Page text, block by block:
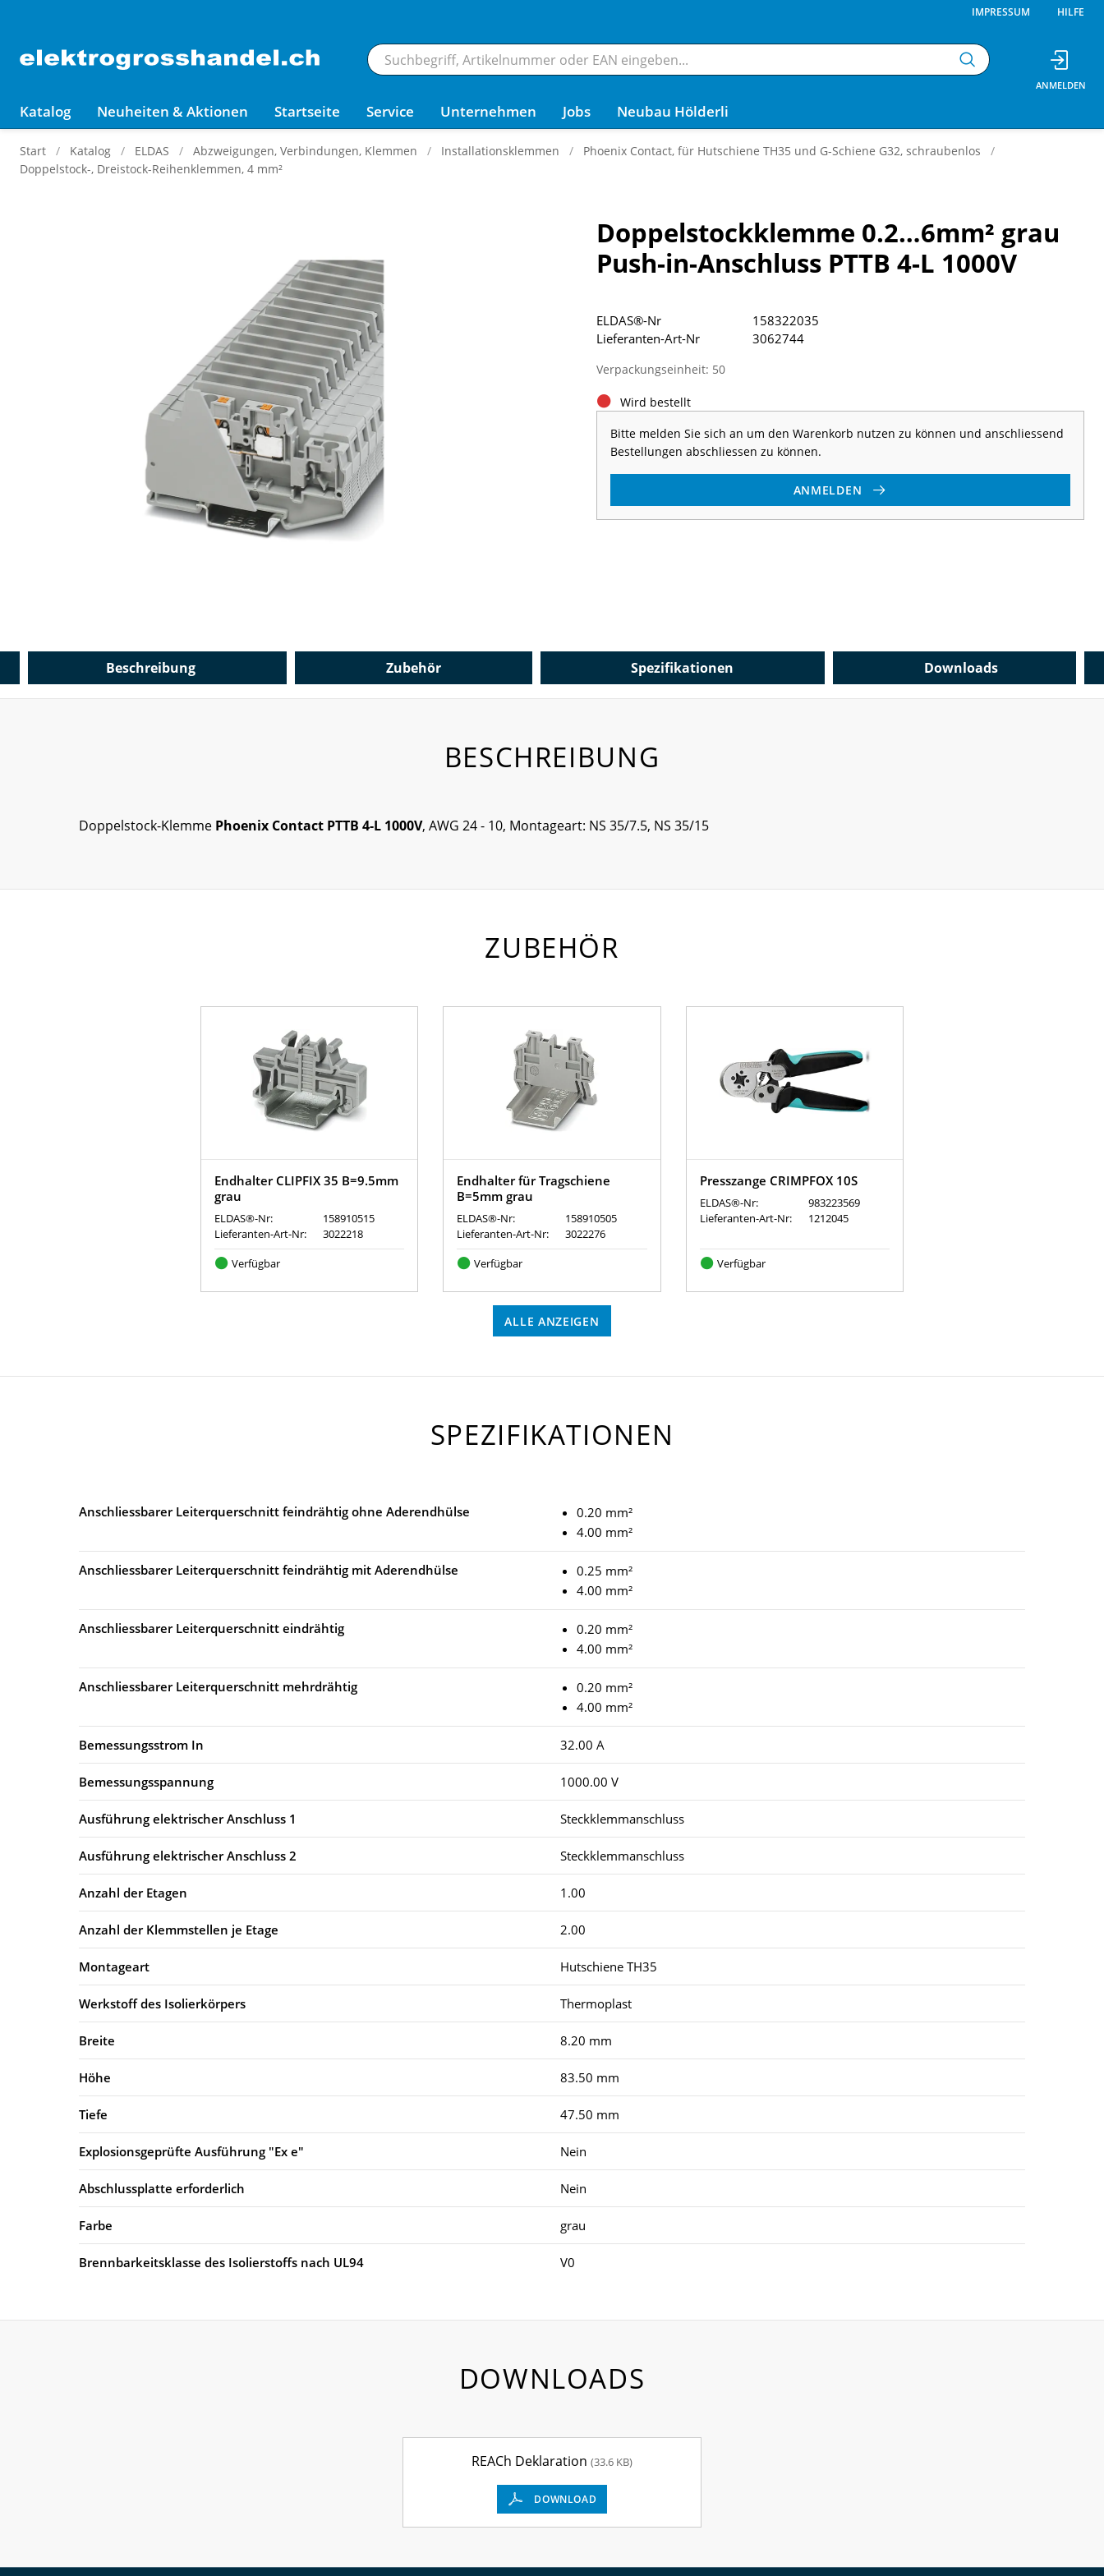
IMPRESSUM HILFE
Katalog Neuheiten & Aktionen Startseite Service Unternehmen Jobs Neubau Hölderli
Start Katalog ELDAS Abzweigungen, Verbindungen, Klemmen Installationsklemmen
Phoenix Contact, für Hutschiene TH35 und G-Schiene G32, schraubenlos
Doppelstock-, Dreistock-Reihenklemmen, 4 mm²
Doppelstockklemme 0.2…6mm² grau
Push-in-Anschluss PTTB 4-L 1000V
Verpackungseinheit: 50
Wird bestellt
Bitte melden Sie sich an um den Warenkorb nutzen zu können und anschliessend
Bestellungen abschliessen zu können.
ANMELDEN
ELDAS®-Nr
158322035
Lieferanten-Art-Nr
3062744
Beschreibung Zubehör Spezifikationen Downloads
BESCHREIBUNG
Doppelstock-Klemme Phoenix Contact PTTB 4-L 1000V, AWG 24 - 10, Montageart: NS 35/7.5, NS 35/15
ZUBEHÖR
Endhalter CLIPFIX 35 B=9.5mm
grau
ELDAS®-Nr:
158910515
Lieferanten-Art-Nr:
3022218
Verfügbar
Endhalter für Tragschiene
B=5mm grau
ELDAS®-Nr:
158910505
Lieferanten-Art-Nr:
3022276
Verfügbar
Presszange CRIMPFOX 10S
ELDAS®-Nr:
983223569
Lieferanten-Art-Nr:
1212045
Verfügbar
ALLE ANZEIGEN
SPEZIFIKATIONEN
Anschliessbarer Leiterquerschnitt feindrähtig ohne Aderendhülse
0.20 mm²
4.00 mm²
Anschliessbarer Leiterquerschnitt feindrähtig mit Aderendhülse
0.25 mm²
4.00 mm²
Anschliessbarer Leiterquerschnitt eindrähtig
0.20 mm²
4.00 mm²
Anschliessbarer Leiterquerschnitt mehrdrähtig
0.20 mm²
4.00 mm²
Bemessungsstrom In 32.00 A
Bemessungsspannung 1000.00 V
Ausführung elektrischer Anschluss 1 Steckklemmanschluss
Ausführung elektrischer Anschluss 2 Steckklemmanschluss
Anzahl der Etagen 1.00
Anzahl der Klemmstellen je Etage 2.00
Montageart Hutschiene TH35
Werkstoff des Isolierkörpers Thermoplast
Breite 8.20 mm
Höhe 83.50 mm
Tiefe 47.50 mm
Explosionsgeprüfte Ausführung "Ex e" Nein
Abschlussplatte erforderlich Nein
Farbe grau
Brennbarkeitsklasse des Isolierstoffs nach UL94 V0
DOWNLOADS
REACh Deklaration (33.6 KB)
DOWNLOAD